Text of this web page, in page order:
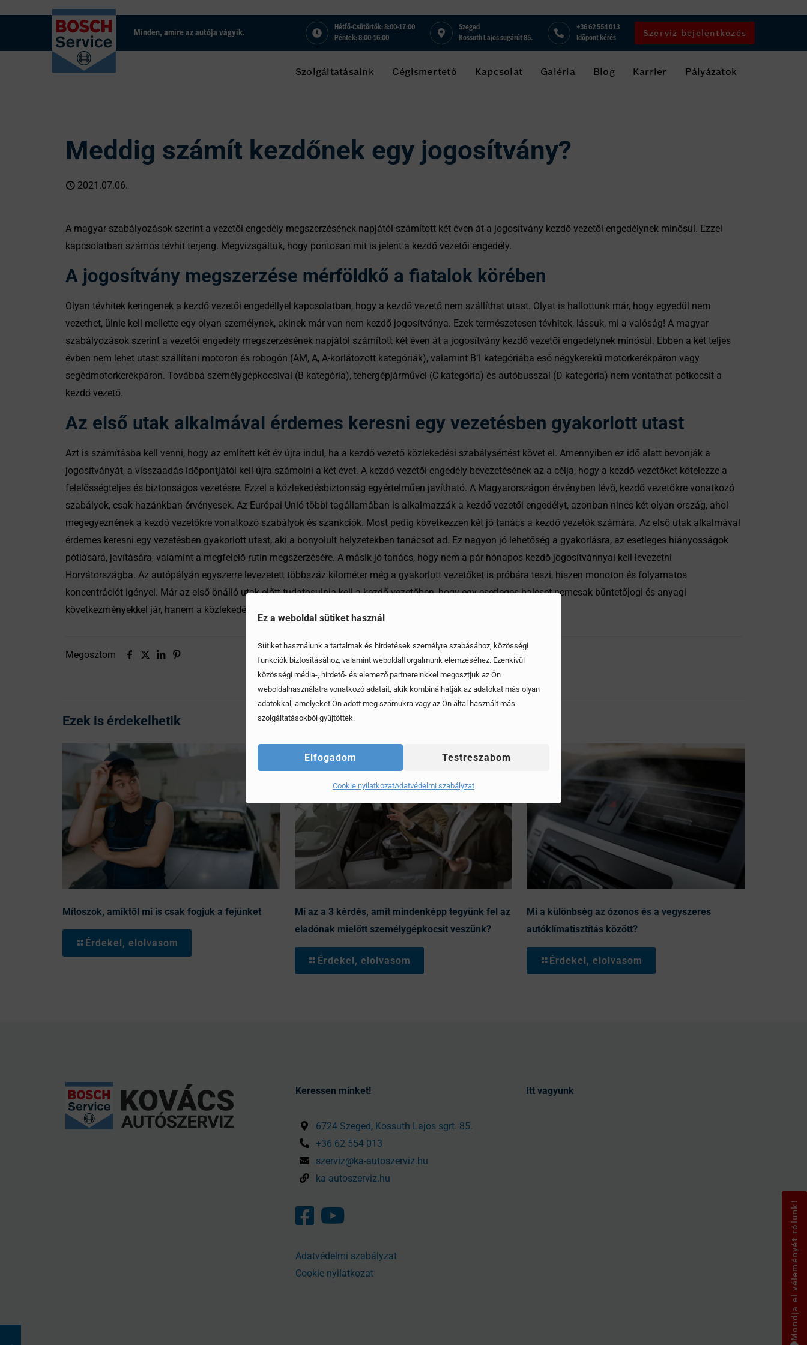
Ez a weboldal sütiket használ
Sütiket használunk a tartalmak és hirdetések személyre szabásához, közösségi
funkciók biztosításához, valamint weboldalforgalmunk elemzéséhez. Ezenkívül
közösségi média-, hirdető- és elemező partnereinkkel megosztjuk az Ön
weboldalhasználatra vonatkozó adatait, akik kombinálhatják az adatokat más olyan
adatokkal, amelyeket Ön adott meg számukra vagy az Ön által használt más
szolgáltatásokból gyűjtöttek.
Elfogadom Testreszabom
Cookie nyilatkozatAdatvédelmi szabályzat
Minden, amire az autója vágyik.
Hétfő-Csütörtök: 8:00-17:00
Péntek: 8:00-16:00
Szeged
Kossuth Lajos sugárút 85.
+36 62 554 013
Időpont kérés
Szerviz bejelentkezés
Szolgáltatásaink Cégismertető Kapcsolat Galéria Blog Karrier Pályázatok
Meddig számít kezdőnek egy jogosítvány?
2021.07.06.
A magyar szabályozások szerint a vezetői engedély megszerzésének napjától számított két éven át a jogosítvány kezdő vezetői engedélynek minősül. Ezzel
kapcsolatban számos tévhit terjeng. Megvizsgáltuk, hogy pontosan mit is jelent a kezdő vezetői engedély.
A jogosítvány megszerzése mérföldkő a fiatalok körében
Olyan tévhitek keringenek a kezdő vezetői engedéllyel kapcsolatban, hogy a kezdő vezető nem szállíthat utast. Olyat is hallottunk már, hogy egyedül nem
vezethet, ülnie kell mellette egy olyan személynek, akinek már van nem kezdő jogosítványa. Ezek természetesen tévhitek, lássuk, mi a valóság! A magyar
szabályozások szerint a vezetői engedély megszerzésének napjától számított két éven át a jogosítvány kezdő vezetői engedélynek minősül. Ebben a két teljes
évben nem lehet utast szállítani motoron és robogón (AM, A, A-korlátozott kategóriák), valamint B1 kategóriába eső négykerekű motorkerékpáron vagy
segédmotorkerékpáron. Továbbá személygépkocsival (B kategória), tehergépjárművel (C kategória) és autóbusszal (D kategória) nem vontathat pótkocsit a
kezdő vezető.
Az első utak alkalmával érdemes keresni egy vezetésben gyakorlott utast
Azt is számításba kell venni, hogy az említett két év újra indul, ha a kezdő vezető közlekedési szabálysértést követ el. Amennyiben ez idő alatt bevonják a
jogosítványát, a visszaadás időpontjától kell újra számolni a két évet. A kezdő vezetői engedély bevezetésének az a célja, hogy a kezdő vezetőket kötelezze a
felelősségteljes és biztonságos vezetésre. Ezzel a közlekedésbiztonság egyértelműen javítható. A Magyarországon érvényben lévő, kezdő vezetőkre vonatkozó
szabályok, csak hazánkban érvényesek. Az Európai Unió többi tagállamában is alkalmazzák a kezdő vezetői engedélyt, azonban nincs két olyan ország, ahol
megegyeznének a kezdő vezetőkre vonatkozó szabályok és szankciók. Most pedig következzen két jó tanács a kezdő vezetők számára. Az első utak alkalmával
érdemes keresni egy vezetésben gyakorlott utast, aki a bonyolult helyzetekben tanácsot ad. Ez nagyon jó lehetőség a gyakorlásra, az esetleges hiányosságok
pótlására, javítására, valamint a megfelelő rutin megszerzésére. A másik jó tanács, hogy nem a pár hónapos kezdő jogosítvánnyal kell levezetni
Horvátországba. Az autópályán egyszerre levezetett többszáz kilométer még a gyakorlott vezetőket is próbára teszi, hiszen monoton és folyamatos
koncentrációt igényel. Már az első önálló utak előtt tudatosulnia kell a kezdő vezetőben, hogy egy esetleges baleset nemcsak büntetőjogi és anyagi
következményekkel jár, hanem a közlekedésben részt vevők életét is veszélyezteti.
Megosztom
Ezek is érdekelhetik
Mítoszok, amiktől mi is csak fogjuk a fejünket
Érdekel, elolvasom
Mi az a 3 kérdés, amit mindenképp tegyünk fel az
eladónak mielőtt személygépkocsit veszünk?
Érdekel, elolvasom
Mi a különbség az ózonos és a vegyszeres
autóklímatisztítás között?
Érdekel, elolvasom
Keressen minket!
6724 Szeged, Kossuth Lajos sgrt. 85.
+36 62 554 013
szerviz@ka-autoszerviz.hu
ka-autoszerviz.hu
Adatvédelmi szabályzat
Cookie nyilatkozat
Itt vagyunk
Mondja el véleményét rólunk!